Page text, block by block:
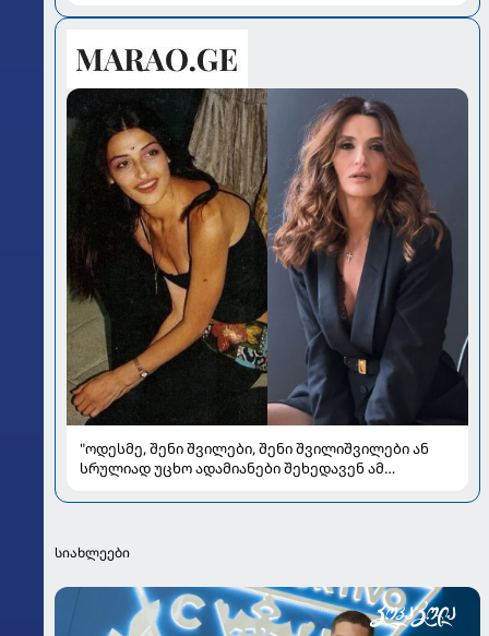
"ოდესმე, შენი შვილები, შენი შვილიშვილები ან
სრულიად უცხო ადამიანები შეხედავენ ამ
ყიფშიძეზე
სიახლეები